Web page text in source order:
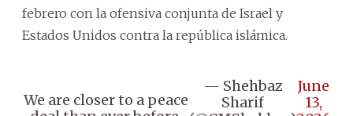
febrero con la ofensiva conjunta de Israel y
Estados Unidos contra la república islámica.
We are closer to a peace
— Shehbaz
Sharif
June
13,